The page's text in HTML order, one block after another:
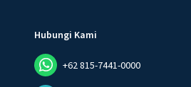
Hubungi Kami
+62 815-7441-0000